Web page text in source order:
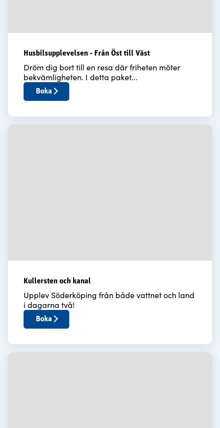
Husbilsupplevelsen - Från Öst till Väst
Dröm dig bort till en resa där friheten möter
bekvämligheten. I detta paket...
Boka
Kullersten och kanal
Upplev Söderköping från både vattnet och land
i dagarna två!
Boka